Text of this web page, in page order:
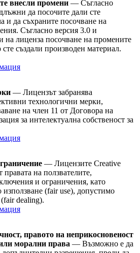
внесли промени — Съгласно
да посочите дали сте
и да съхраните посочване на
Съгласно версия 3.0 и
на лиценза посочване на промените
сте създали производен материал.
— Лицензът забранява
технологични мерки,
на член 11 от Договорa на
за интелектуална собственост за
— Лицензите Creative
правата на ползвателите,
и ограничения, като
(fair use), допустимо
dealing).
правото на неприкосновеност
морални права — Възможно е да